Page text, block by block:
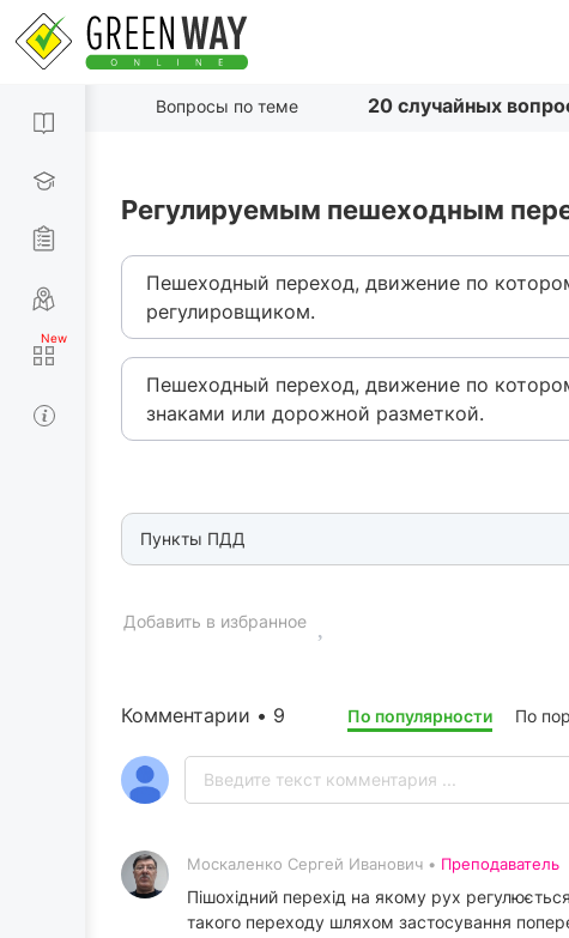
Вопросы по теме 20 случайных
Регулируемым пешеходным
Пешеходный переход, движение по
регулировщиком.
Пешеходный переход, движение по
знаками или дорожной разметкой.
Пункты ПДД
Добавить в избранное
Комментарии • 9 По популярности По
Москаленко Сергей Иванович • Преподаватель
Пішохідний перехід на якому рух
такого переходу шляхом застосування